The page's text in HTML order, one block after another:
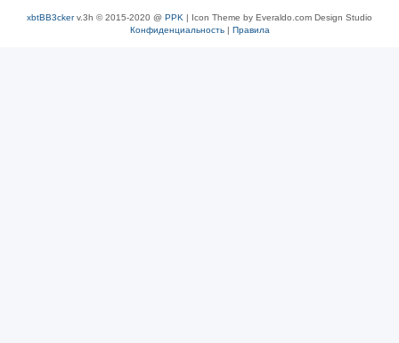
xbtBB3ckerv.3h © 2015-2020 @ PPK | Icon Theme by Everaldo.com Design Studio
Конфиденциальность| Правила